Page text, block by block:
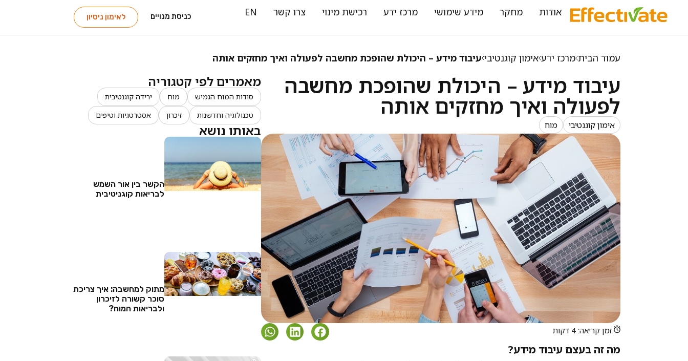
אודות מחקר מידע שימושי מרכז ידע רכישת מינוי צרו קשר EN כניסת מנויים לאימון ניסיון
עמוד הבית מרכז ידע אימון קוגנטיבי עיבוד מידע – היכולת שהופכת מחשבה לפעולה ואיך מחזקים אותה
עיבוד מידע – היכולת שהופכת מחשבה
לפעולה ואיך מחזקים אותה
אימון קוגנטיבי מוח
זמן קריאה: 4 דקות
מה זה בעצם עיבוד מידע?
מאמרים לפי קטגוריה
סודות המוח הגמיש מוח
ירידה קוגנטיבית
טכנולוגיה וחדשנות
זיכרון אסטרטגיות וטיפים
באותו נושא
הקשר בין אור השמש
לבריאות קוגניטיבית
מתוק למחשבה: איך צריכת
סוכר קשורה לזיכרון
ולבריאות המוח?